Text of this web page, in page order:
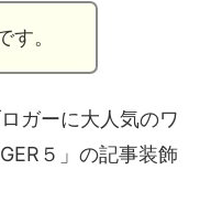
す。
ガーに大人気のワ
５」の記事装飾